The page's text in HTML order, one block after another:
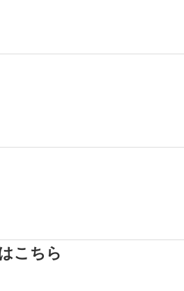
こちら